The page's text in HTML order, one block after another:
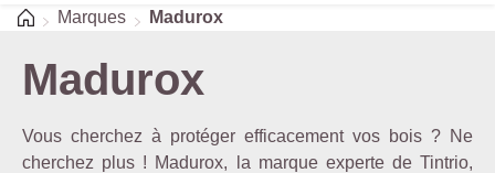
Accueil
Marques Madurox
Madurox
Vous cherchez à protéger efficacement vos bois ? Ne
cherchez plus ! Madurox, la marque experte de Tintrio,